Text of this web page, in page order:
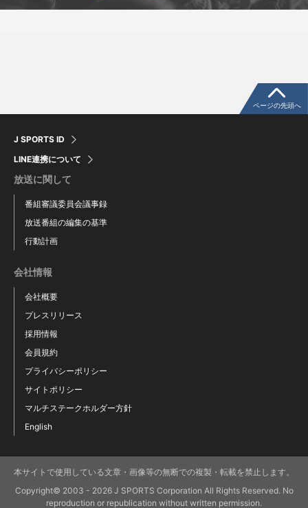
ジョージ ハモンド
George Hammond
飯野晃司 ショーン マクマーン
J SPORTS ID
LINE連携について
放送に関して
番組審議委員会議事録
放送番組の編集の基準
行動計画
会社情報
会社概要
プレスリリース
採用情報
会員規約
プライバシーポリシー
サイトポリシー
マルチステークホルダー方針
English
ページの先頭へ
本サイトで使用している文章・画像等の無断での複製・転載を禁止します。
Copyright© 2003 - 2026 J SPORTS Corporation All Rights Reserved. No
reproduction or republication without written permission.